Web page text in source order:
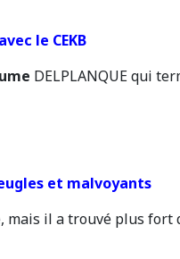
le CEKB
DELPLANQUE qui
et malvoyants
il a trouvé plus fort